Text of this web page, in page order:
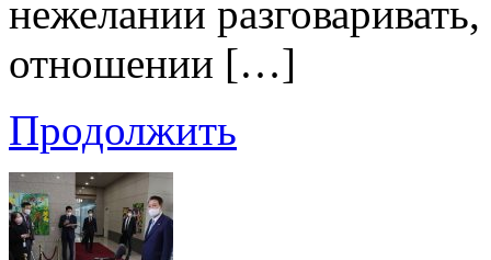
нежелании
отношении […]
Продолжить